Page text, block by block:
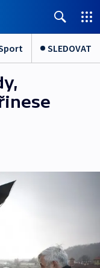
SLEDOVAT